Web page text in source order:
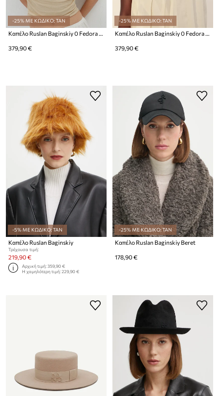
-25% ΜΕ ΚΩΔΙΚΟ: TAN
Καπέλο Ruslan Baginskiy 0 Fedora Hat
379,90 €
-25% ΜΕ ΚΩΔΙΚΟ: TAN
Καπέλο Ruslan Baginskiy 0 Fedora Hat
379,90 €
-5% ΜΕ ΚΩΔΙΚΟ: TAN
Καπέλο Ruslan Baginskiy
Τρέχουσα τιμή:
219,90 €
Αρχική τιμή:359,90 €
Η χαμηλότερη τιμή:229,90 €
-25% ΜΕ ΚΩΔΙΚΟ: TAN
Καπέλο Ruslan Baginskiy Beret
178,90 €